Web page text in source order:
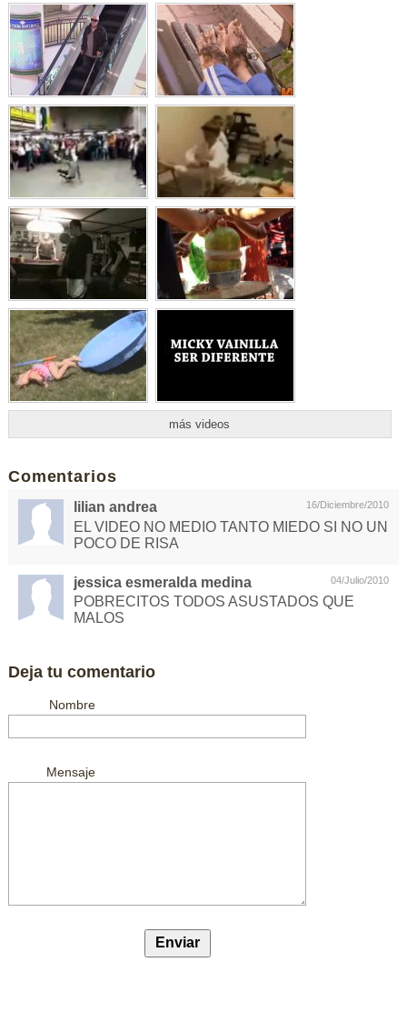
más videos
Comentarios
16/Diciembre/2010
lilian andrea
EL VIDEO NO MEDIO TANTO MIEDO SI NO UN
POCO DE RISA
04/Julio/2010
jessica esmeralda medina
POBRECITOS TODOS ASUSTADOS QUE
MALOS
Deja tu comentario
Nombre
Mensaje